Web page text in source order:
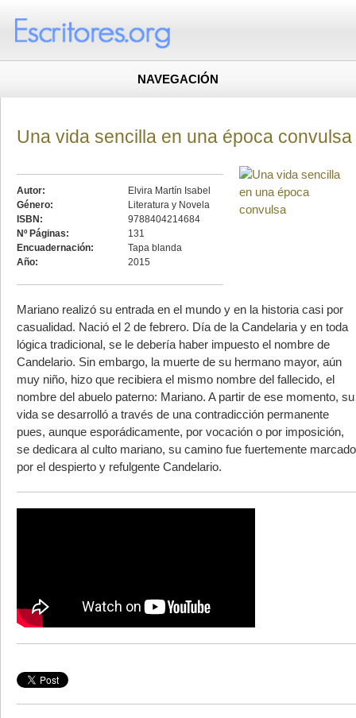
NAVEGACIÓN
Una vida sencilla en una época convulsa
Autor:
Elvira Martín Isabel
Género:
Literatura y Novela
ISBN:
9788404214684
Nº Páginas:
131
Encuadernación:
Tapa blanda
Año:
2015
Mariano realizó su entrada en el mundo y en la historia casi por
casualidad. Nació el 2 de febrero. Día de la Candelaria y en toda
lógica tradicional, se le debería haber impuesto el nombre de
Candelario. Sin embargo, la muerte de su hermano mayor, aún
muy niño, hizo que recibiera el mismo nombre del fallecido, el
nombre del abuelo paterno: Mariano. A partir de ese momento, su
vida se desarrolló a través de una contradicción permanente
pues, aunque esporádicamente, por vocación o por imposición,
se dedicara al culto mariano, su camino fue fuertemente marcado
por el despierto y refulgente Candelario.